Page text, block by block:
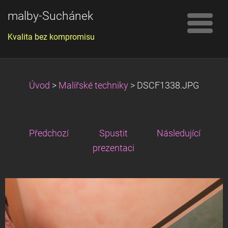
malby-Suchánek
Kvalita bez kompromisu
Úvod > Malířské techniky > DSCF1338.JPG
Předchozí
Spustit
prezentaci
Následující